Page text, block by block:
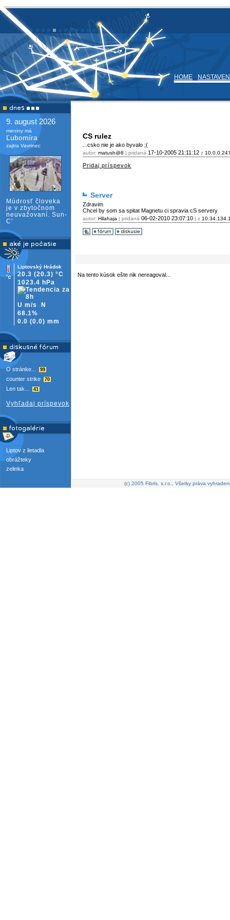
HOME
9. august 2026
meniny má
Ľubomíra
zajtra Vavrinec
Múdrosť človeka
je v zbytočnom
neuvažovaní. Sun-
C'
Liptovský Hrádok
20.3 (20.3) °C
1023.4 hPa
U m/s
N
68.1%
0.0 (0.0) mm
O stránke... 99
counter strike 70
Len tak... 41
Vyhľadaj príspevok
Liptov z lietadla
obrážteky
zelinka
CS rulez
...csko nie je ako byvalo ;(
autor: matush@8 | pridaná 17-10-2005 21:11:12 z
Pridaj príspevok
Server
Zdravim
Chcel by som sa spitat Magnetu ci spravia cS servery
autor: Hilahaja | pridaná 06-02-2010 23:07:10 | z
Na tento kúsok ešte nik nereagoval...
(c) 2005 Fibris, s.r.o., Všetky práva